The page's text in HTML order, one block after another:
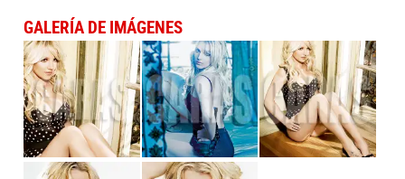
GALERÍA DE IMÁGENES